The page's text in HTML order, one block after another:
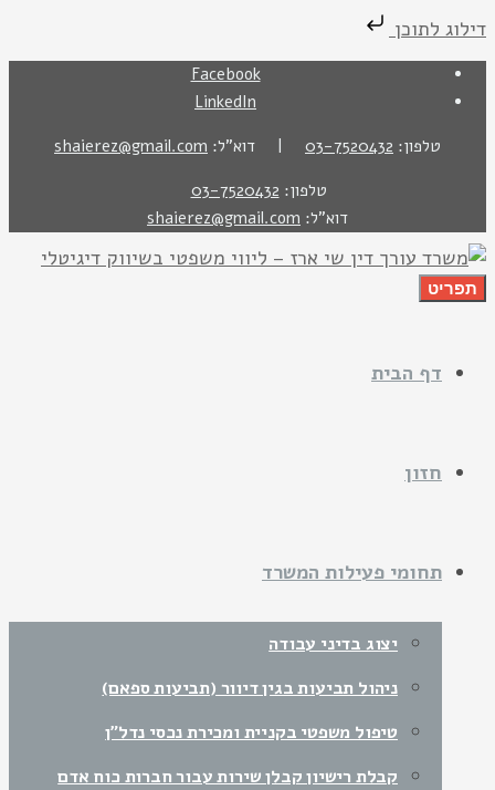
דילוג לתוכן
Facebook
LinkedIn
טלפון: 03-7520432 | דוא"ל: shaierez@gmail.com
טלפון: 03-7520432
דוא"ל: shaierez@gmail.com
תפריט
דף הבית
חזון
תחומי פעילות המשרד
יצוג בדיני עבודה
ניהול תביעות בגין דיוור (תביעות ספאם)
טיפול משפטי בקניית ומכירת נכסי נדל"ן
קבלת רישיון קבלן שירות עבור חברות כוח אדם